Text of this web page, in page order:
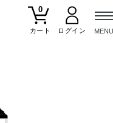
0
カート